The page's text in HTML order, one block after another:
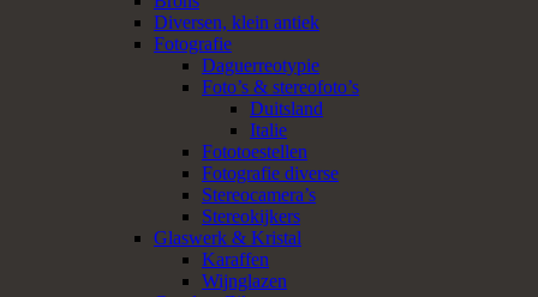
Diversen, klein antiek
Fotografie
Daguerreotypie
Foto’s & stereofoto’s
Duitsland
Italie
Fototoestellen
Fotografie diverse
Stereocamera’s
Stereokijkers
Glaswerk & Kristal
Karaffen
Wijnglazen